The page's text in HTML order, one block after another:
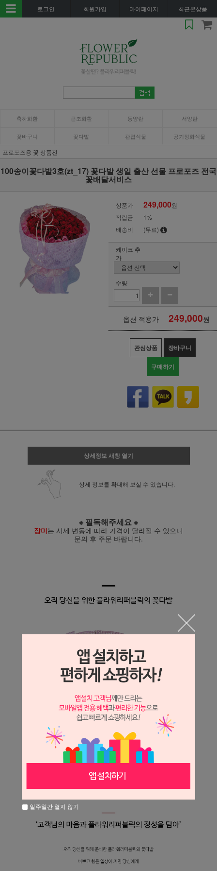
로그인 회원가입 마이페이지 최근본상품
축하화환 근조화환 동양란 서양란
꽃바구니 꽃다발 관엽식물 공기정화식물
프로포즈용 꽃 상품전
100송이꽃다발3호(zt_17) 꽃다발 생일 출산 선물 프로포즈 전국
꽃배달서비스
상품가 249,000원
적립금
1%
배송비
(무료)
케이크 추
가
수량
옵션 적용가 249,000원
관심상품 장바구니
구매하기
상세정보 새창 열기
상세 정보를 확대해 보실 수 있습니다.
※ 필독해주세요 ※
장미는 시세 변동에 따라 가격이 달라질 수 있으니
문의 후 주문 바랍니다.
일주일간 열지 않기